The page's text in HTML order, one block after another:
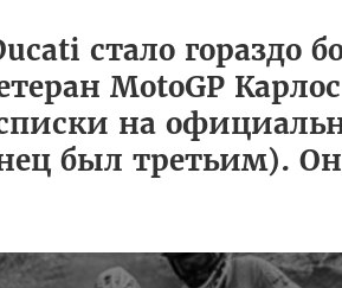
стало гораздо
MotoGP
на
был третьим). Он